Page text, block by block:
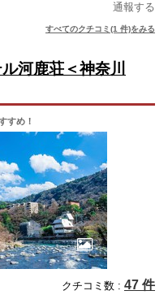
通報する
すべてのクチコミ(1 件)をみる
河鹿荘＜神奈川
すめ！
クチコミ数 : 47 件